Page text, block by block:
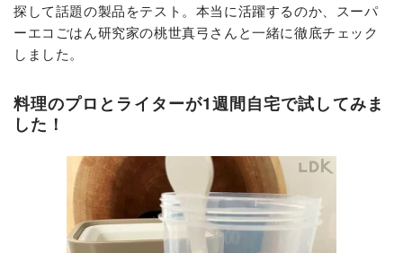
探して話題の製品をテスト。本当に活躍するのか、スーパ
ーエコごはん研究家の桃世真弓さんと一緒に徹底チェック
しました。
料理のプロとライターが1週間自宅で試してみま
した！